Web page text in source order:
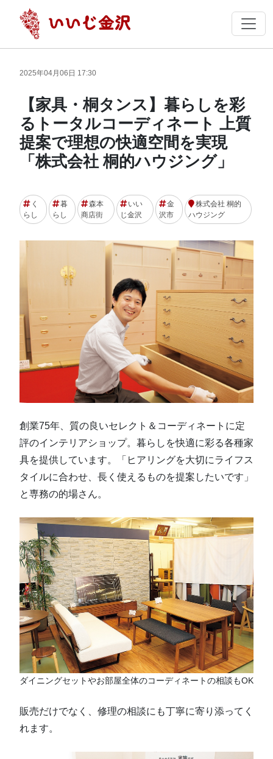
2025年04月06日 17:30
【家具・桐タンス】暮らしを彩
るトータルコーディネート 上質
提案で理想の快適空間を実現
「株式会社 桐的ハウジング」
く
らし
暮
らし
森本
商店街
いい
じ金沢
金
沢市
株式会社 桐的
ハウジング
創業75年、質の良いセレクト＆コーディネートに定
評のインテリアショップ。暮らしを快適に彩る各種家
具を提供しています。「ヒアリングを大切にライフス
タイルに合わせ、長く使えるものを提案したいです」
と専務の的場さん。
ダイニングセットやお部屋全体のコーディネートの相談もOK
販売だけでなく、修理の相談にも丁寧に寄り添ってく
れます。